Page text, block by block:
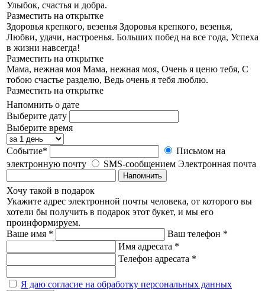
Улыбок, счастья и добра.
Разместить на открытке
Здоровья крепкого, везенья Здоровья крепкого, везенья,
Любви, удачи, настроенья. Больших побед на все года, Успеха
в жизни навсегда!
Разместить на открытке
Мама, нежная моя Мама, нежная моя, Очень я ценю тебя, С
тобою счастье разделю, Ведь очень я тебя люблю.
Разместить на открытке
Напомнить о дате
Выберите дату
Выберите время
Событие*
Письмом на
электронную почту
SMS-сообщением Электронная почта
Напомнить
Хочу такой в подарок
Укажите адрес электронной почты человека, от которого вы
хотели бы получить в подарок этот букет, и мы его
проинформируем.
Ваше имя *
Ваш телефон *
Имя адресата *
Телефон адресата *
Я даю согласие на обработку персональных данных